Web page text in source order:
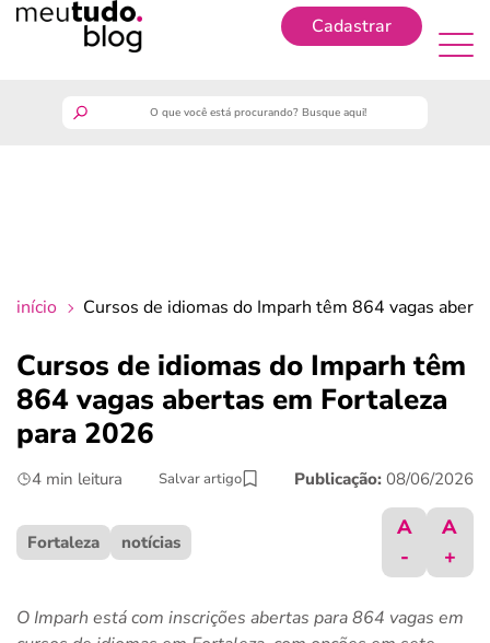
Cadastrar
crédito fácil
início Cursos de idiomas do Imparh têm 864 vagas
Cursos de idiomas do Imparh têm
864 vagas abertas em Fortaleza
para 2026
4 min leitura Salvar artigo Publicação: 08/06/2026
Fortaleza notícias
A
-
A
+
O Imparh está com inscrições abertas para 864 vagas em